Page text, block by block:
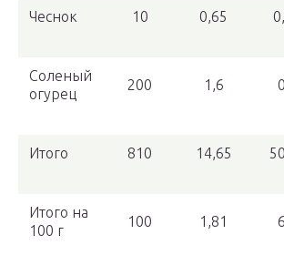
Чеснок 10 0,65
Соленый
огурец
200 1,6
Итого 810 14,65
Итого на
100 г
100 1,81